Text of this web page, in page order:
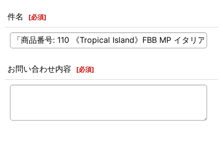
件名 [必須]
お問い合わせ内容 [必須]